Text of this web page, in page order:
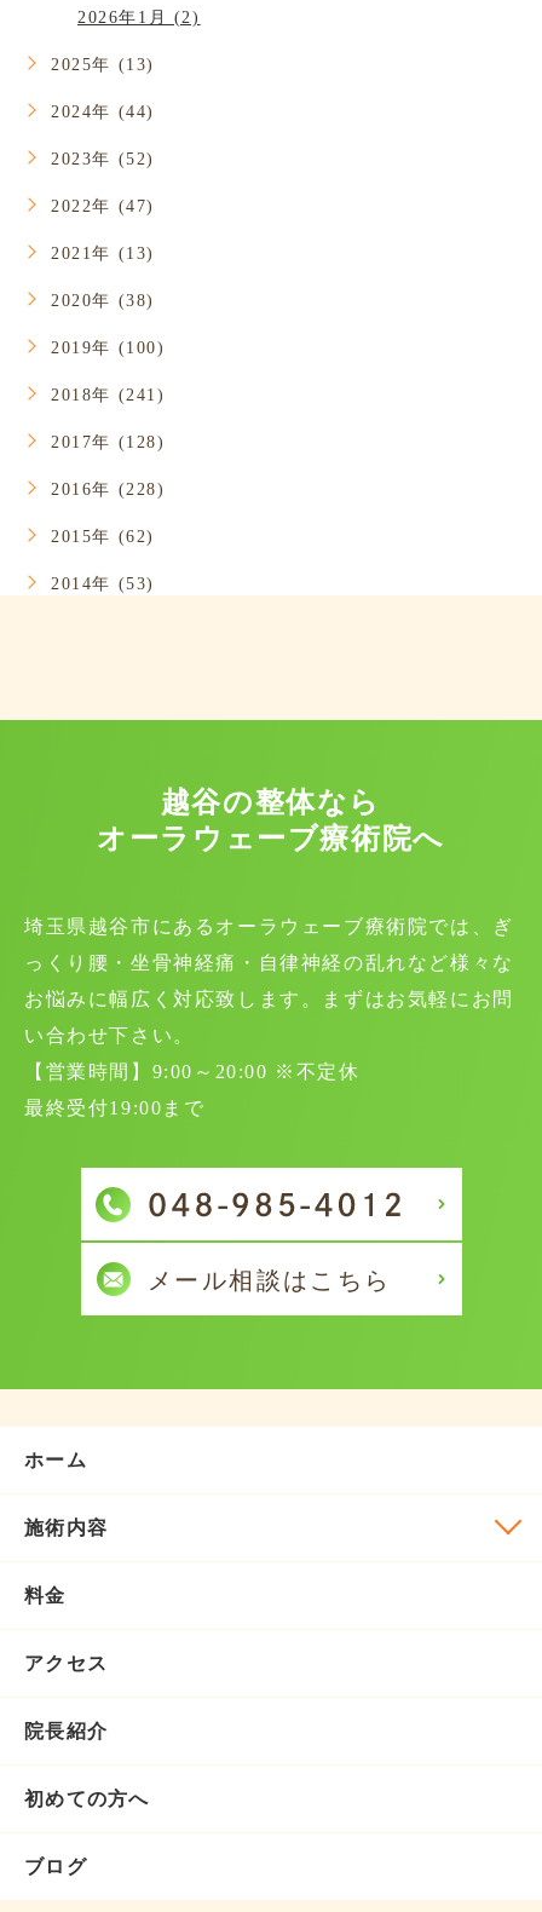
2026年1月 (2)
2025年 (13)
2024年 (44)
2023年 (52)
2022年 (47)
2021年 (13)
2020年 (38)
2019年 (100)
2018年 (241)
2017年 (128)
2016年 (228)
2015年 (62)
2014年 (53)
越谷の整体なら
オーラウェーブ療術院へ
埼玉県越谷市にあるオーラウェーブ療術院では、ぎ
っくり腰・坐骨神経痛・自律神経の乱れなど様々な
お悩みに幅広く対応致します。まずはお気軽にお問
い合わせ下さい。
【営業時間】9:00～20:00 ※不定休
最終受付19:00まで
ホーム
施術内容
料金
アクセス
院長紹介
初めての方へ
ブログ